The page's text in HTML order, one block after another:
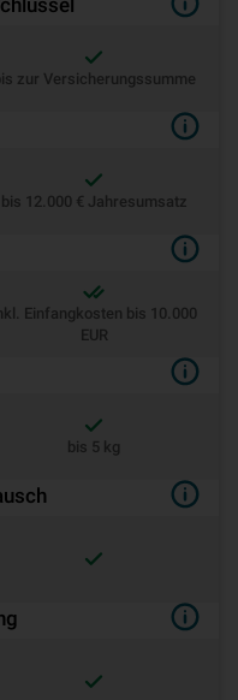
zur Versicherungssumme
bis 12.000 € Jahresumsatz
Einfangkosten bis 10.000
EUR
bis 5 kg